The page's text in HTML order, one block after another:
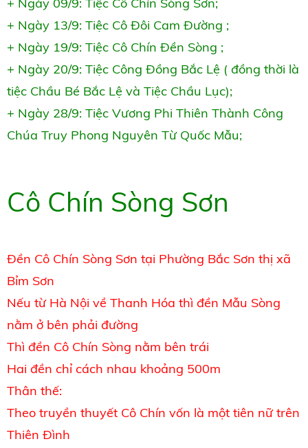
+ Ngày 13/9: Tiệc Cô Đôi Cam Đường ;
+ Ngày 19/9: Tiệc Cô Chín Đền Sòng ;
+ Ngày 20/9: Tiệc Công Đồng Bắc Lệ ( đồng thời là
tiệc Chầu Bé Bắc Lệ và Tiệc Chầu Lục);
+ Ngày 28/9: Tiệc Vương Phi Thiên Thành Công
Chúa Truy Phong Nguyên Từ Quốc Mẫu;
Cô Chín Sòng Sơn
Đền Cô Chín Sòng Sơn tại Phường Bắc Sơn thị xã
Bỉm Sơn
Nếu từ Hà Nội về Thanh Hóa thì đền Mẫu Sòng
nằm ở bên phải đường
Thì đền Cô Chín Sòng nằm bên trái
Hai đền chỉ cách nhau khoảng 500m
Thân thế:
Theo truyền thuyết Cô Chín vốn là một tiên nữ trên
Thiên Đình